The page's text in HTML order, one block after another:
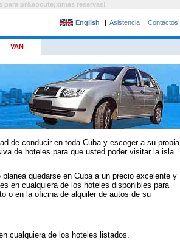
para pr&aocute;ximas reservas!
English | Asistencia | Contactos
VAN
de conducir en toda Cuba y escoger a su propia
de hoteles para que usted poder visitar la isla
quedarse en Cuba a un precio excelente y
en cualquiera de los hoteles disponibles para
o en la oficina de alquiler de autos de su
cualquiera de los hoteles listados.